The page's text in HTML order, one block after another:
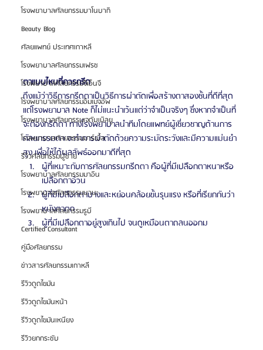
โรงพยาบาลศัลยกรรมบาโนบากิ
Beauty Blog
ศัลยแพทย์ ประเทศเกาหลี
โรงพยาบาลศัลยกรรมเฟรช
โรงพยาบาลศัลยกรรมจีเอ็นจี
โรงพยาบาลศัลยกรรมอิมเมจอัพ
โรงพยาบาลศัลยกรรมเจดับเบิลยู
โรงพยาบาลศัลยกรรมมาร์เบิ้ล
รีวิวศัลยกรรมผู้ชาย
โรงพยาบาลศัลยกรรมมาอิน
โรงพยาบาลศัลยกรรมนานะ
โรงพยาบาลศัลยกรรมรูบี
Certified Consultant
คู่มือศัลยกรรม
ข่าวสารศัลยกรรมเกาหลี
รีวิวดูดไขมัน
รีวิวดูดไขมันหน้า
รีวิวดูดไขมันเหนียง
รีวิวยกกระชับ
ตาแบบไหนที่ควรกรีด
ถึงแม้ว่าวิธีการกรีดตาเป็นวิธีการผ่าตัดเพื่อสร้างตาสองชั้นที่ดีที่สุด
แต่โรงพยาบาล Note ก็ไม่แนะนำเว้นแต่ว่าจำเป็นจริงๆ ซึ่งหากจำเป็นที่
จะต้องกรีดตา ทางโรงพยาบาลนำทีมโดยแพทย์ผู้เชี่ยวชาญด้านการ
ศัลยกรรมตา จะทำการผ่าตัดด้วยความระมัดระวังและมีความแม่นยำ
สูง เพื่อให้ได้ผลลัพธ์ออกมาดีที่สุด
ผู้ที่เหมาะกับการศัลยกรรมกรีดตา คือผู้ที่มีเปลือกตาหนาหรือ
เปลือกตาอ้วน
ผู้ที่มีเปลือกตาบางและหย่อนคล้อยขั้นรุนแรง หรือที่เรียกกันว่า
หนังตาตก
ผู้ที่มีเปลือกตาอยู่สูงเกินไป จนดูเหมือนตาถลนออกม